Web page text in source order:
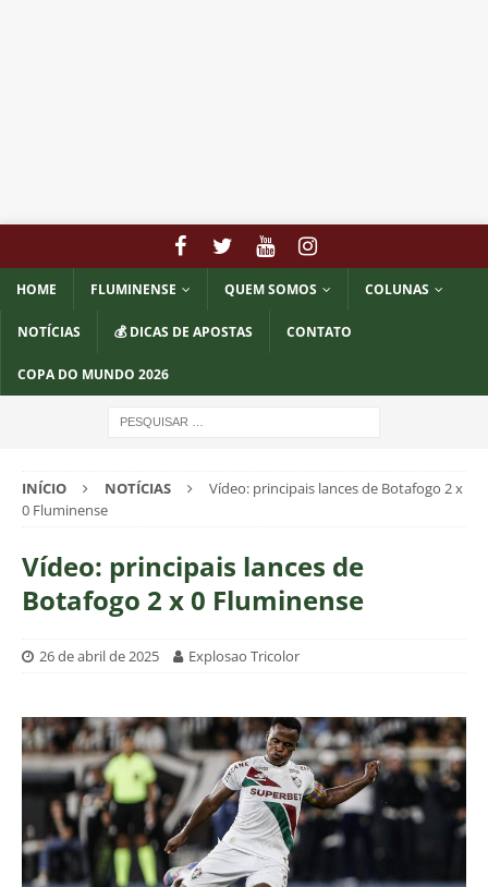
HOME FLUMINENSE QUEM SOMOS COLUNAS
NOTÍCIAS 💰 DICAS DE APOSTAS CONTATO
COPA DO MUNDO 2026
INÍCIO NOTÍCIAS
Vídeo: principais lances de Botafogo 2 x
0 Fluminense
Vídeo: principais lances de
Botafogo 2 x 0 Fluminense
26 de abril de 2025 Explosao Tricolor